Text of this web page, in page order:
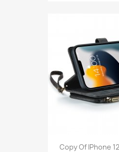
Copy Of IPhone